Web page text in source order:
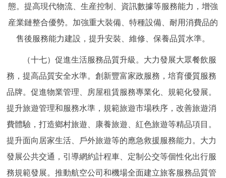
態。提高現代物流、生産控制、資訊數據等服務能力，增強
産業鏈整合優勢。加強重大裝備、特種設備、耐用消費品的
售後服務能力建設，提升安裝、維修、保養品質水準。
（十七）促進生活服務品質升級。大力發展大眾餐飲服
務，提高品質安全水準。創新豐富家政服務，培育優質服務
品牌。促進物業管理、房屋租賃服務專業化、規範化發展。
提升旅遊管理和服務水準，規範旅遊市場秩序，改善旅遊消
費體驗，打造鄉村旅遊、康養旅遊、紅色旅遊等精品項目。
提升面向居家生活、戶外旅遊等的應急救援服務能力。大力
發展公共交通，引導網約計程車、定制公交等個性化出行服
務規範發展。推動航空公司和機場全面建立旅客服務品質管